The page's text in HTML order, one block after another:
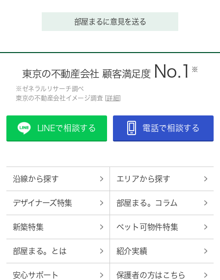
部屋まるに意見を送る
東京の不動産会社 顧客満足度 No.1 ※
※ゼネラルリサーチ調べ
東京の不動産会社イメージ調査 [ 詳細
LINEで相談する 電話で相談する
沿線から探す エリアから探す
デザイナーズ特集 部屋まる。コラム
新築特集 ペット可物件特集
部屋まる。とは 紹介実績
安心サポート 保護者の方はこちら